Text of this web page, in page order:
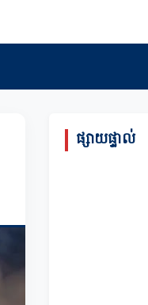
ផ្សាយផ្ទាល់